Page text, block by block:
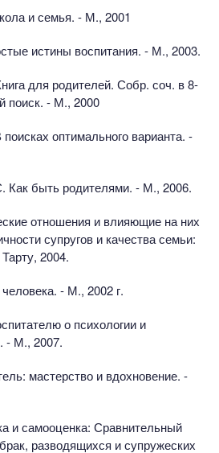
и семья. - М., 2001
истины воспитания. - М., 2003.
для родителей. Собр. соч. в 8-
поиск. - М., 2000
оптимального варианта. -
Как быть родителями. - М., 2006.
отношения и влияющие на них
супругов и качества семьи:
2004.
- М., 2002 г.
о психологии и
- М., 2007.
мастерство и вдохновение. -
и самооценка: Сравнительный
разводящихся и супружеских